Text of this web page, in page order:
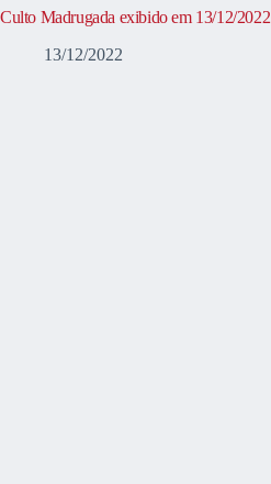
Culto Madrugada exibido em 13/12/2022
13/12/2022